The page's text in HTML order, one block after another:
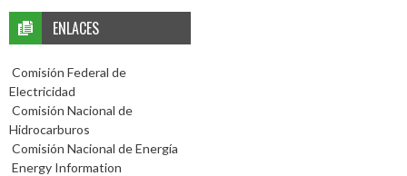
ENLACES
Comisión Federal de
Electricidad
Comisión Nacional de
Hidrocarburos
Comisión Nacional de Energía
Energy Information